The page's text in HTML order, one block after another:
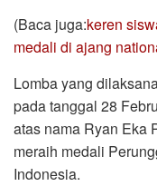
(Baca juga:keren
medali di ajang
Lomba yang
pada tanggal 28
atas nama Ryan Eka
meraih medali
Indonesia.